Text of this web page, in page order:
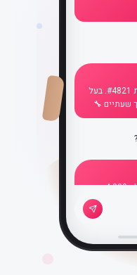
פתחתי קריאת שירות #4821. בעל
שעתיים 🔧
התשלום הבא: 1 ביולי, ₪4,200.